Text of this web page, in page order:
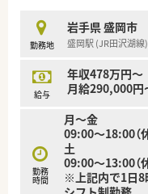
■老若男女問わず
を通じて感謝され
■処方箋の品目数
■福利厚生の買物
にサポートできる
勤務地
岩手県 盛岡市
盛岡駅 (JR田沢湖線)
給与
年収478万円～
月給290,000円
勤務
時間
月～金
09:00～18:00（
土
09:00～13:00（
※上記内で1日8